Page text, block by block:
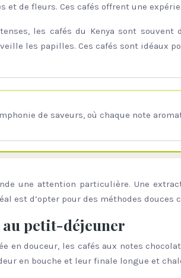
et de fleurs. Ces cafés offrent une
les cafés du Kenya sont
les papilles. Ces cafés sont idéaux
de saveurs, où chaque note
une attention particulière. Une
est d’opter pour des méthodes douces
au petit-déjeuner
en douceur, les cafés aux notes
en bouche et leur finale longue et